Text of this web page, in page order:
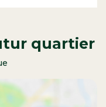
quartier